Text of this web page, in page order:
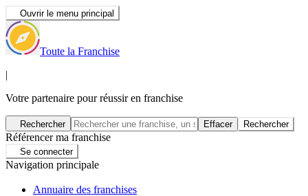
Ouvrir le menu principal
Toute la Franchise
|
Votre partenaire pour réussir en franchise
Rechercher Effacer Rechercher
Référencer ma franchise
Se connecter
Navigation principale
Annuaire des franchises